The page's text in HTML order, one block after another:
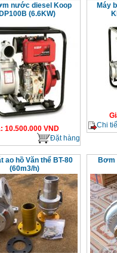
nước diesel Koop
(6.6KW)
: 10.500.000 VND
Đặt hàng
Máy
Chi
ao hồ Văn thể BT-80
(60m3/h)
Bơm